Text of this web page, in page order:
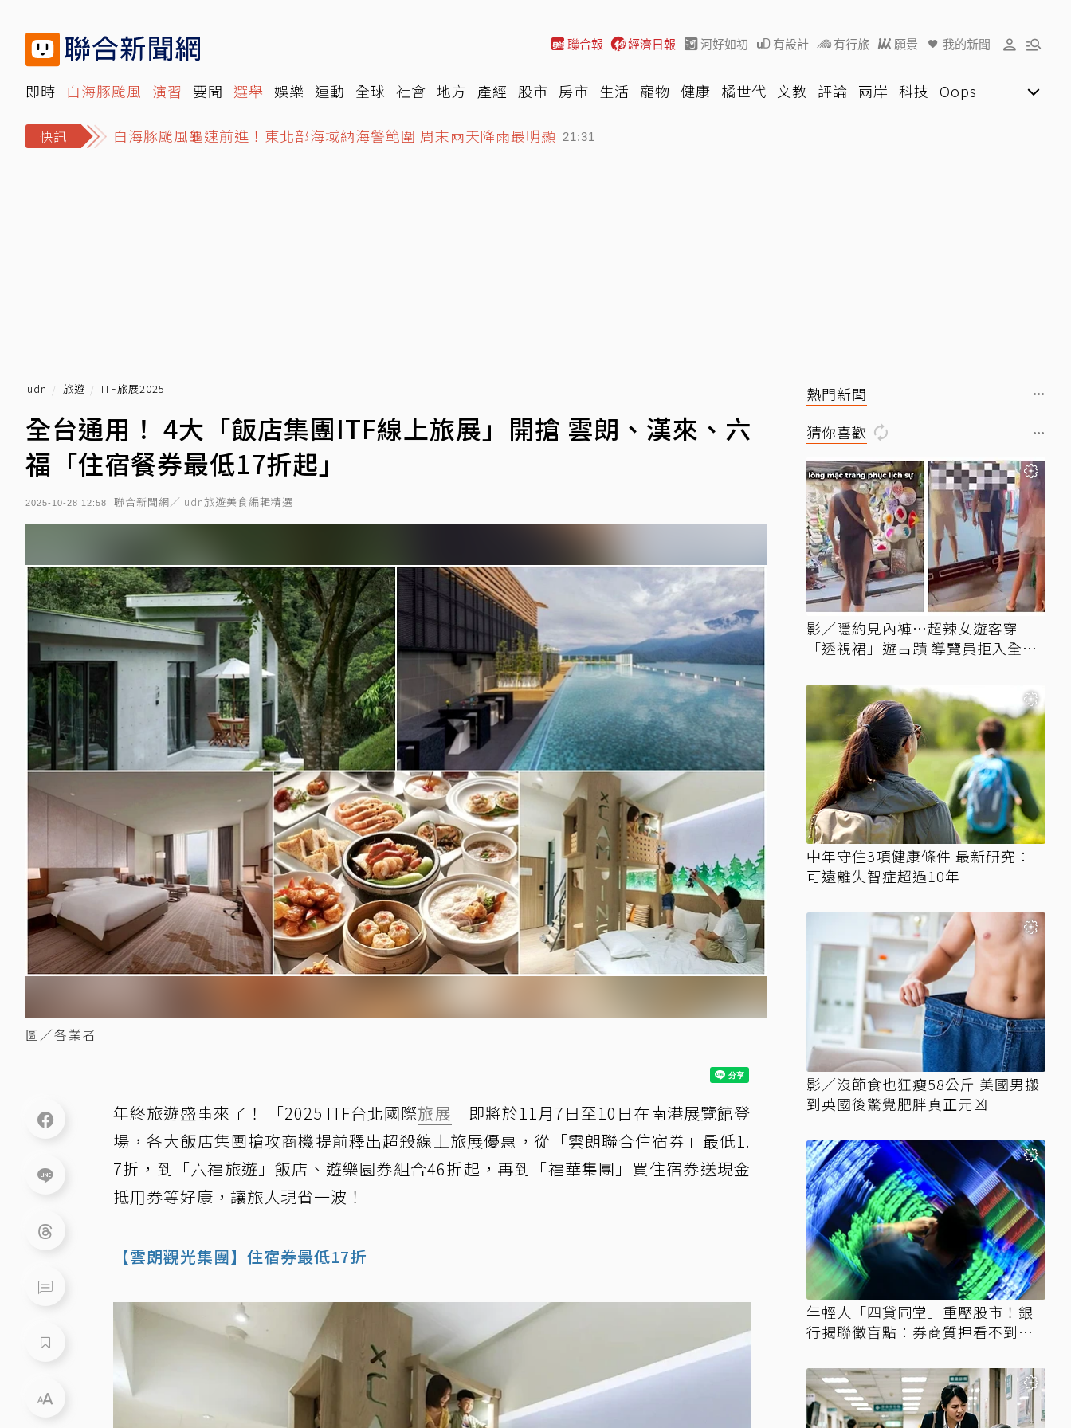
聯合報 經濟日報 河好如初 有設計 有行旅 願景 我的新聞
即時 白海豚颱風 演習 要聞 選舉 娛樂 運動 全球 社會 地方 產經 股市 房市 生活 寵物 健康 橘世代 文教 評論 兩岸 科技 Oops
快訊
白海豚颱風龜速前進！東北部海域納海警範圍 周末兩天降雨最明顯
魔鬼藏細節裡？宏碁接手僅2天赫見兆基缺失 李文詳辭董座撤出經營層 21:10
udn 旅遊 ITF旅展2025
全台通用！ 4大「飯店集團ITF線上旅展」開搶 雲朗、漢來、六
福「住宿餐券最低17折起」
2025-10-28 12:58 聯合新聞網／ udn旅遊美食編輯精選
圖／各業者
年終旅遊盛事來了！ 「2025 ITF台北國際旅展 」即將於11月7日至10日在南港展覽館登
場，各大飯店集團搶攻商機提前釋出超殺線上旅展優惠，從「雲朗聯合住宿券」最低1.
7折，到「六福旅遊」飯店、遊樂園券組合46折起，再到「福華集團」買住宿券送現金
抵用券等好康，讓旅人現省一波！
【雲朗觀光集團】住宿券最低17折
熱門新聞
猜你喜歡
影／隱約見內褲…超辣女遊客穿
「透視裙」遊古蹟 導覽員拒入全網
中年守住3項健康條件 最新研究：
可遠離失智症超過10年
影／沒節食也狂瘦58公斤 美國男搬
到英國後驚覺肥胖真正元凶
年輕人「四貸同堂」重壓股市！銀
行揭聯徵盲點：券商質押看不到、